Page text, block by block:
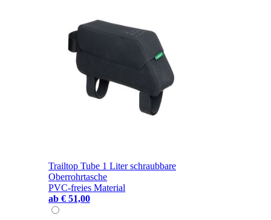
Trailtop Tube 1 Liter schraubbare
Oberrohrtasche
PVC-freies Material
ab € 51,00